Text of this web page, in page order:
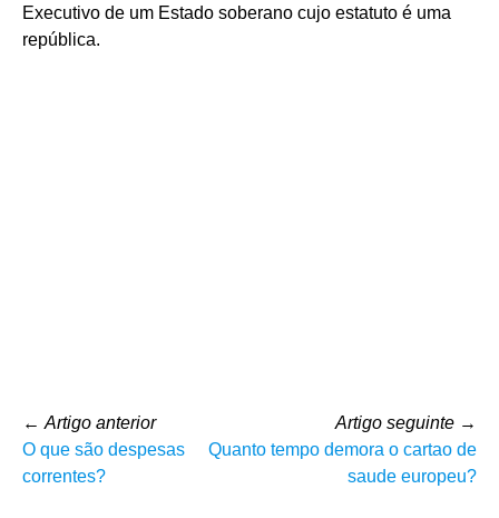
Executivo de um Estado soberano cujo estatuto é uma
república.
← Artigo anterior
O que são despesas
correntes?
Artigo seguinte →
Quanto tempo demora o cartao de
saude europeu?